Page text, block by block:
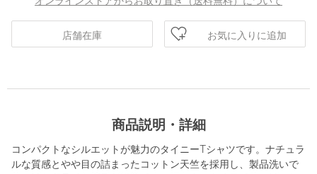
店舗在庫 お気に入りに追加
商品説明・詳細
コンパクトなシルエットが魅力のタイニーTシャツです。ナチュラ
ルな質感とやや目の詰まったコットン天竺を採用し、製品洗いで